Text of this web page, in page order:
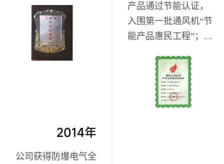
质量奖”，是上虞风机
企业中首家质量奖获
得者；测试中心被评
为CNAS认可“国家实
2014年
公司获得防爆电气全
产品通过节能认证，
入围第一批通风机“节
能产品惠民工程”；
风机”被列入“国家火炬
计划产业化示范项